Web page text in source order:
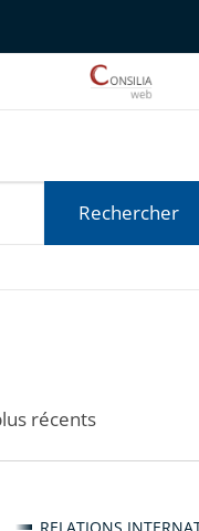
Rechercher
récents